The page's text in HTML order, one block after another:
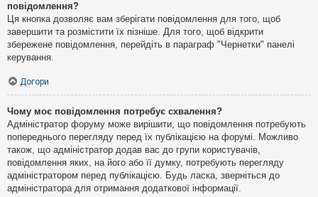
повідомлення?
Ця кнопка дозволяє вам зберігати повідомлення для того, щоб
завершити та розмістити їх пізніше. Для того, щоб відкрити
збережене повідомлення, перейдіть в параграф "Чернетки" панелі
керування.
Догори
Чому моє повідомлення потребує схвалення?
Адміністратор форуму може вирішити, що повідомлення потребують
попереднього перегляду перед їх публікацією на форумі. Можливо
також, що адміністратор додав вас до групи користувачів,
повідомлення яких, на його або її думку, потребують перегляду
адміністратором перед публікацією. Будь ласка, зверніться до
адміністратора для отримання додаткової інформації.